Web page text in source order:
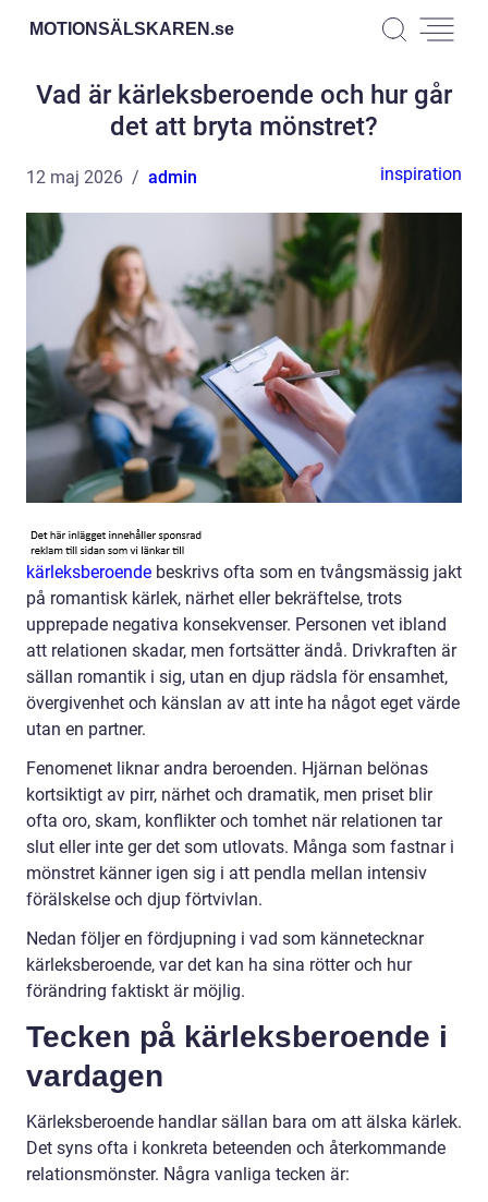
MOTIONSÄLSKAREN.se
Vad är kärleksberoende och hur går
det att bryta mönstret?
12 maj 2026 admin inspiration
kärleksberoende beskrivs ofta som en tvångsmässig jakt
på romantisk kärlek, närhet eller bekräftelse, trots
upprepade negativa konsekvenser. Personen vet ibland
att relationen skadar, men fortsätter ändå. Drivkraften är
sällan romantik i sig, utan en djup rädsla för ensamhet,
övergivenhet och känslan av att inte ha något eget värde
utan en partner.
Fenomenet liknar andra beroenden. Hjärnan belönas
kortsiktigt av pirr, närhet och dramatik, men priset blir
ofta oro, skam, konflikter och tomhet när relationen tar
slut eller inte ger det som utlovats. Många som fastnar i
mönstret känner igen sig i att pendla mellan intensiv
förälskelse och djup förtvivlan.
Nedan följer en fördjupning i vad som kännetecknar
kärleksberoende, var det kan ha sina rötter och hur
förändring faktiskt är möjlig.
Tecken på kärleksberoende i
vardagen
Kärleksberoende handlar sällan bara om att älska kärlek.
Det syns ofta i konkreta beteenden och återkommande
relationsmönster. Några vanliga tecken är: